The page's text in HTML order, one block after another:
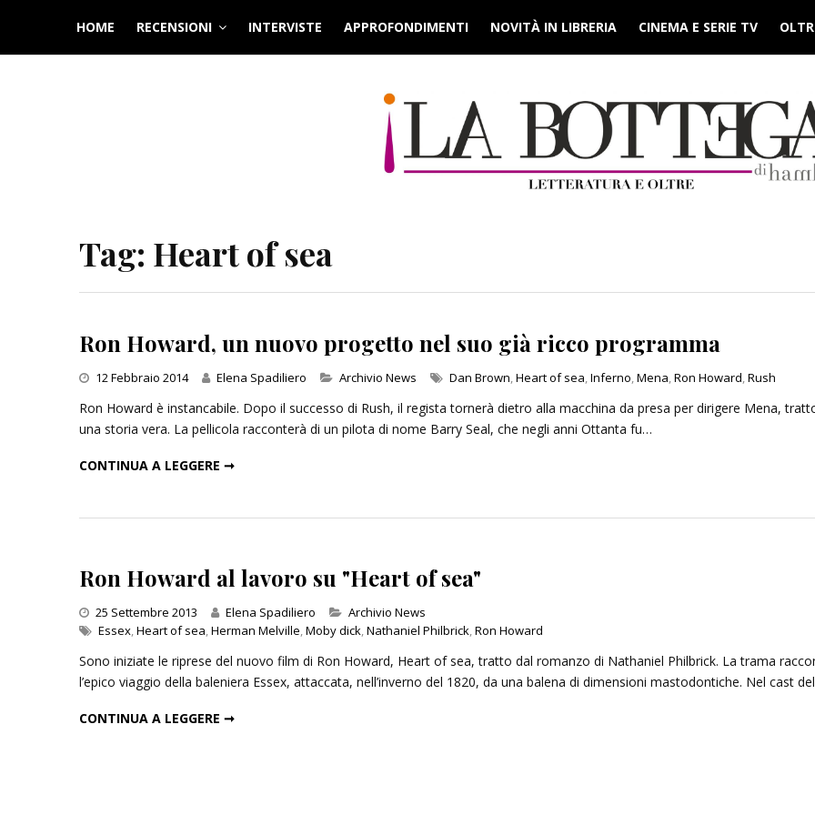
content
HOME RECENSIONI INTERVISTE APPROFONDIMENTI NOVITÀ IN LIBRERIA CINEMA E SERIE TV
Tag: Heart of sea
Ron Howard, un nuovo progetto nel suo già ricco programma
12 Febbraio 2014 Elena Spadiliero Categories
Archivio News Dan Brown,Heart of sea,Inferno,Mena,Ron Howard,Rush
Ron Howard è instancabile. Dopo il successo di Rush, il regista tornerà dietro alla macchina da presa per dirigere Mena,
una storia vera. La pellicola racconterà di un pilota di nome Barry Seal, che negli anni Ottanta fu…
CONTINUA A LEGGERE ➞
Ron Howard al lavoro su "Heart of sea"
25 Settembre 2013 Elena Spadiliero Categories
Archivio News
Essex,Heart of sea,Herman Melville,Moby dick,Nathaniel Philbrick,Ron Howard
Sono iniziate le riprese del nuovo film di Ron Howard, Heart of sea, tratto dal romanzo di Nathaniel Philbrick. La trama
l’epico viaggio della baleniera Essex, attaccata, nell’inverno del 1820, da una balena di dimensioni mastodontiche. Nel cast
CONTINUA A LEGGERE ➞
Andrea Camilleri
Bazterrica